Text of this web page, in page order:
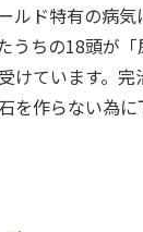
ルド特有の病
うちの18頭が
けています。完
を作らない為